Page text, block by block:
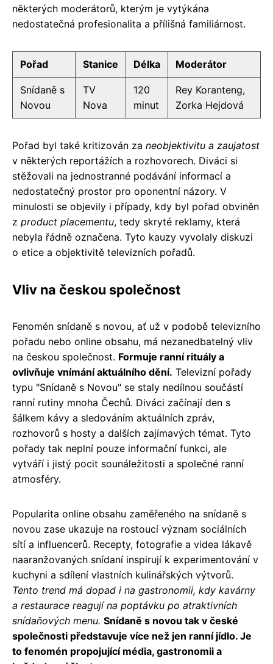
některých moderátorů, kterým je vytýkána
nedostatečná profesionalita a přílišná familiárnost.
Pořad Stanice Délka Moderátor
Snídaně s
Novou
TV
Nova
120
minut
Rey Koranteng,
Zorka Hejdová
Pořad byl také kritizován za neobjektivitu a zaujatost
v některých reportážích a rozhovorech. Diváci si
stěžovali na jednostranné podávání informací a
nedostatečný prostor pro oponentní názory. V
minulosti se objevily i případy, kdy byl pořad obviněn
z product placementu, tedy skryté reklamy, která
nebyla řádně označena. Tyto kauzy vyvolaly diskuzi
o etice a objektivitě televizních pořadů.
Vliv na českou společnost
Fenomén snídaně s novou, ať už v podobě televizního
pořadu nebo online obsahu, má nezanedbatelný vliv
na českou společnost. Formuje ranní rituály a
ovlivňuje vnímání aktuálního dění. Televizní pořady
typu "Snídaně s Novou" se staly nedílnou součástí
ranní rutiny mnoha Čechů. Diváci začínají den s
šálkem kávy a sledováním aktuálních zpráv,
rozhovorů s hosty a dalších zajímavých témat. Tyto
pořady tak neplní pouze informační funkci, ale
vytváří i jistý pocit sounáležitosti a společné ranní
atmosféry.
Popularita online obsahu zaměřeného na snídaně s
novou zase ukazuje na rostoucí význam sociálních
sítí a influencerů. Recepty, fotografie a videa lákavě
naaranžovaných snídaní inspirují k experimentování v
kuchyni a sdílení vlastních kulinářských výtvorů.
Tento trend má dopad i na gastronomii, kdy kavárny
a restaurace reagují na poptávku po atraktivních
snídaňových menu. Snídaně s novou tak v české
společnosti představuje více než jen ranní jídlo. Je
to fenomén propojující média, gastronomii a